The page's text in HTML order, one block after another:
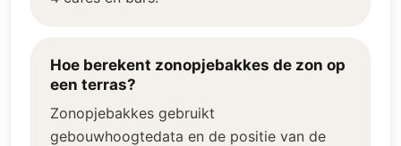
Hoe berekent zonopjebakkes de zon op
een terras?
Zonopjebakkes gebruikt
gebouwhoogtedata en de positie van de